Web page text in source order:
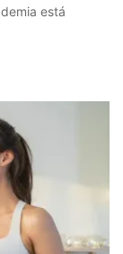
está